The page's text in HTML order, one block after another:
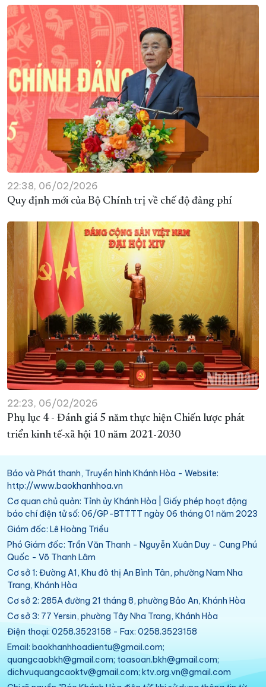
22:38, 06/02/2026
Quy định mới của Bộ Chính trị về chế độ đảng phí
22:23, 06/02/2026
Phụ lục 4 - Đánh giá 5 năm thực hiện Chiến lược phát
triển kinh tế-xã hội 10 năm 2021-2030
Báo và Phát thanh, Truyền hình Khánh Hòa - Website:
http://www.baokhanhhoa.vn
Cơ quan chủ quản: Tỉnh ủy Khánh Hòa | Giấy phép hoạt động
báo chí điện tử số: 06/GP-BTTTT ngày 06 tháng 01 năm 2023
Giám đốc: Lê Hoàng Triều
Phó Giám đốc: Trần Văn Thanh - Nguyễn Xuân Duy - Cung Phú
Quốc - Võ Thanh Lâm
Cơ sở 1: Đường A1, Khu đô thị An Bình Tân, phường Nam Nha
Trang, Khánh Hòa
Cơ sở 2: 285A đường 21 tháng 8, phường Bảo An, Khánh Hòa
Cơ sở 3: 77 Yersin, phường Tây Nha Trang, Khánh Hòa
Điện thoại: 0258.3523158 - Fax: 0258.3523158
Email: baokhanhhoadientu@gmail.com;
quangcaobkh@gmail.com; toasoan.bkh@gmail.com;
dichvuquangcaoktv@gmail.com; ktv.org.vn@gmail.com